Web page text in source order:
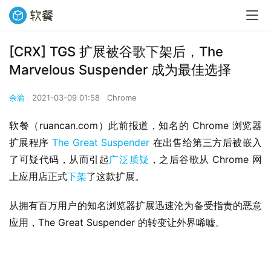
[CRX] TGS 扩展被谷歌下架后，The
Marvelous Suspender 成为最佳选择
余渝 2021-03-09 01:58 Chrome
软餐（ruancan.com）此前报道，知名的 Chrome 浏览器
扩展程序 The Great Suspender 在出售给第三方后被嵌入
了可疑代码，从而引起广泛质疑 ，之后谷歌从 Chrome 网
上应用店正式下架了这款扩展。
从拥有百万用户的知名浏览器扩展迅速沦为备受指责的恶意
应用，The Great Suspender 的转变让外界唏嘘。